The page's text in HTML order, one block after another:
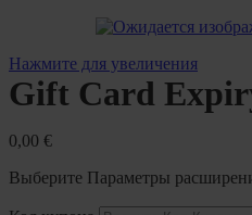
Нажмите для увеличения
Gift Card
0,00 €
Выберите Параметры